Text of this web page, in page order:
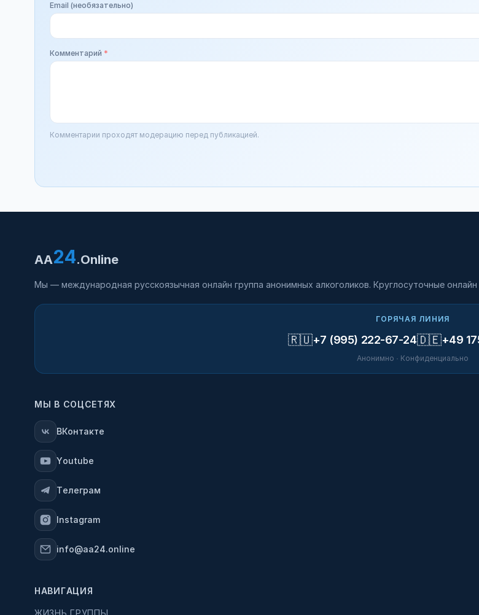
Email (необязательно)
Комментарий *
Комментарии проходят модерацию перед публикацией.
AA24.Online
Мы — международная русскоязычная онлайн группа анонимных алкоголиков. Круглосуточные
ГОРЯЧАЯ ЛИНИЯ
🇷🇺+7 (995) 222-67-24🇩🇪+49
Анонимно · Конфиденциально
МЫ В СОЦСЕТЯХ
ВКонтакте
Youtube
Телеграм
Instagram
info@aa24.online
НАВИГАЦИЯ